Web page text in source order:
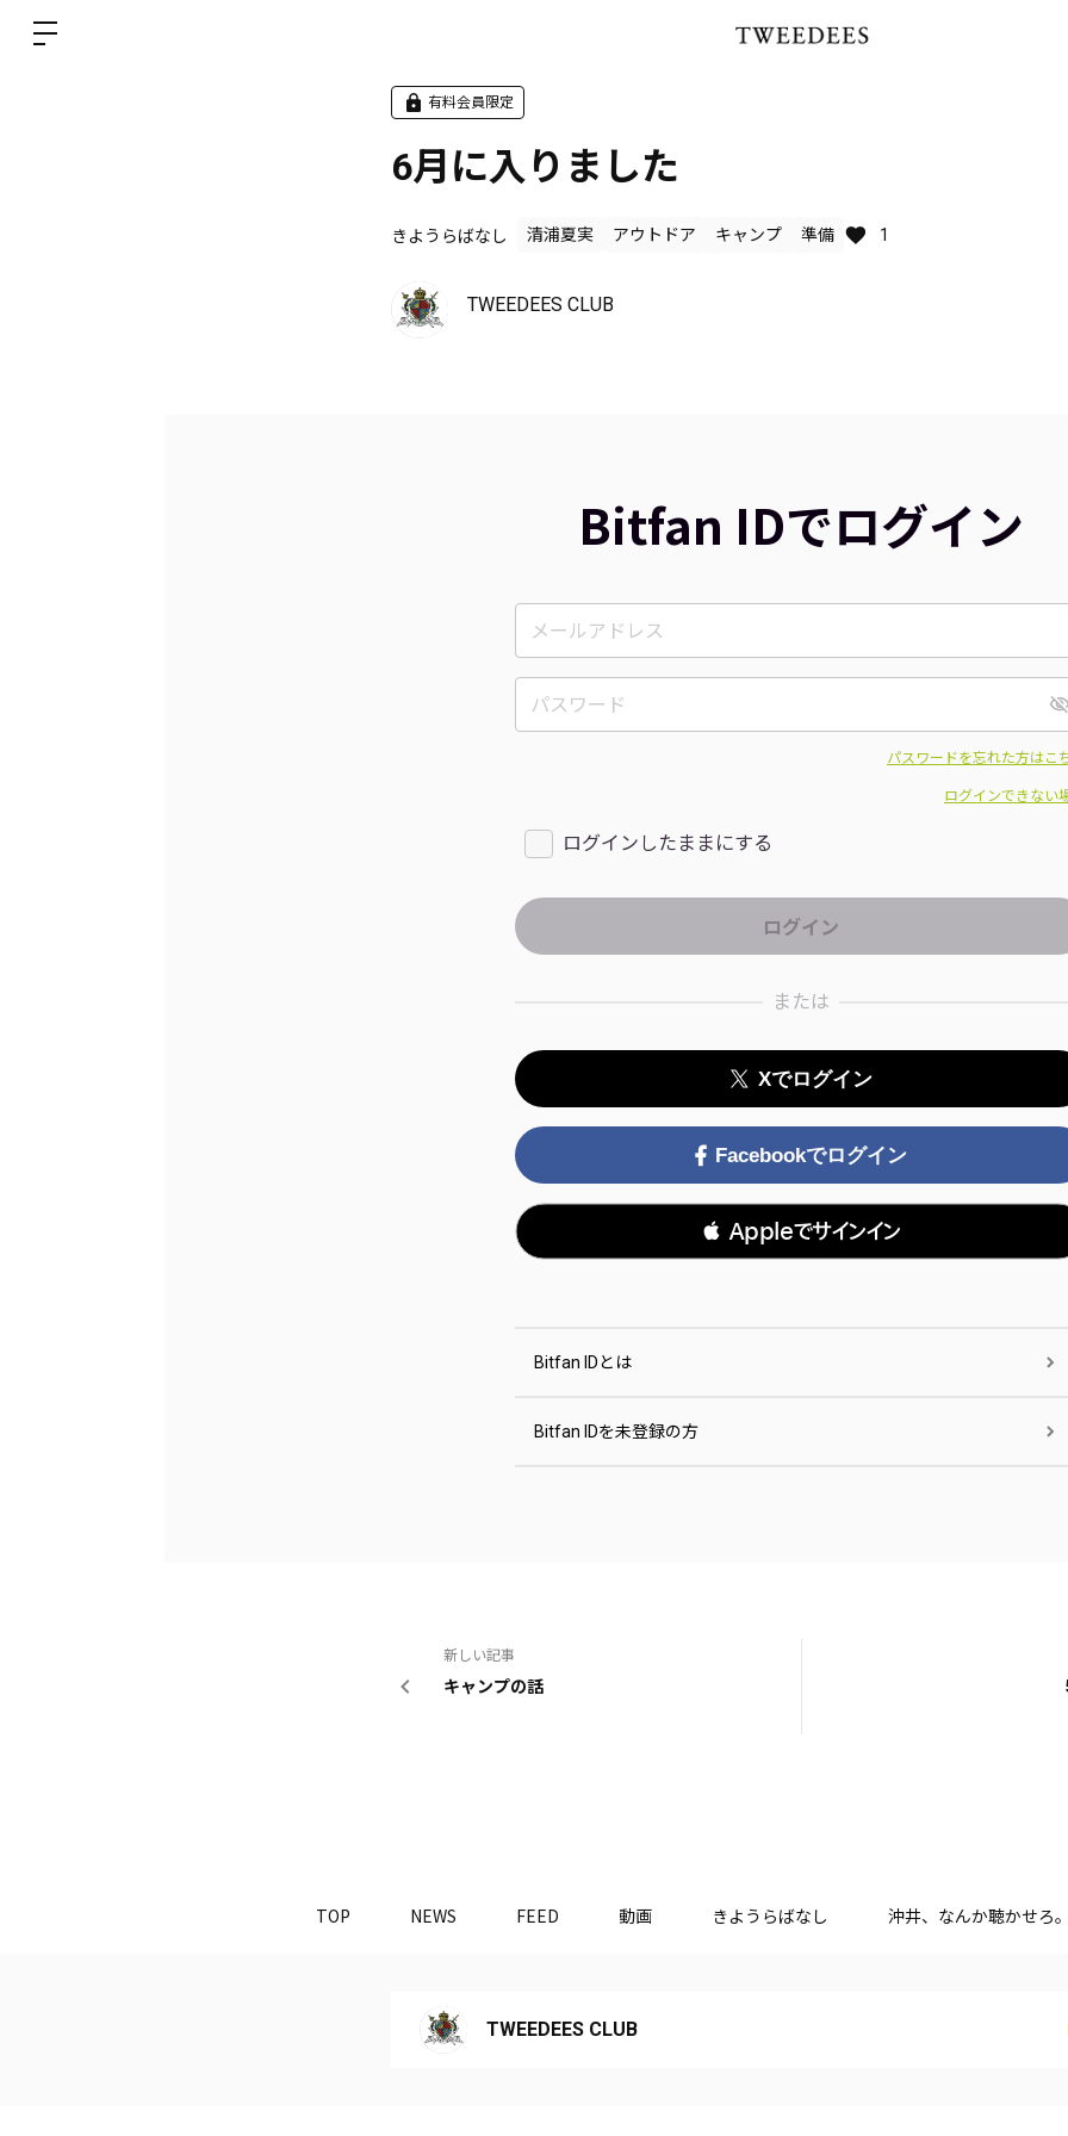
有料会員限定
6月に入りました
きようらばなし 清浦夏実 アウトドア キャンプ 準備 1
TWEEDEES CLUB
Bitfan IDでログイン
パスワードを忘れた方はこ
ログインできない
ログインしたままにする
または
Xでログイン
Facebookでログイン
 Appleでサインイン
Bitfan IDとは
Bitfan IDを未登録の方
新しい記事
キャンプの話
TOP NEWS FEED 動画 きようらばなし 沖井、なんか聴かせろ。
TWEEDEES CLUB